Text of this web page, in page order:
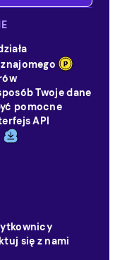
Twoje dane
pomocne
API
się z nami